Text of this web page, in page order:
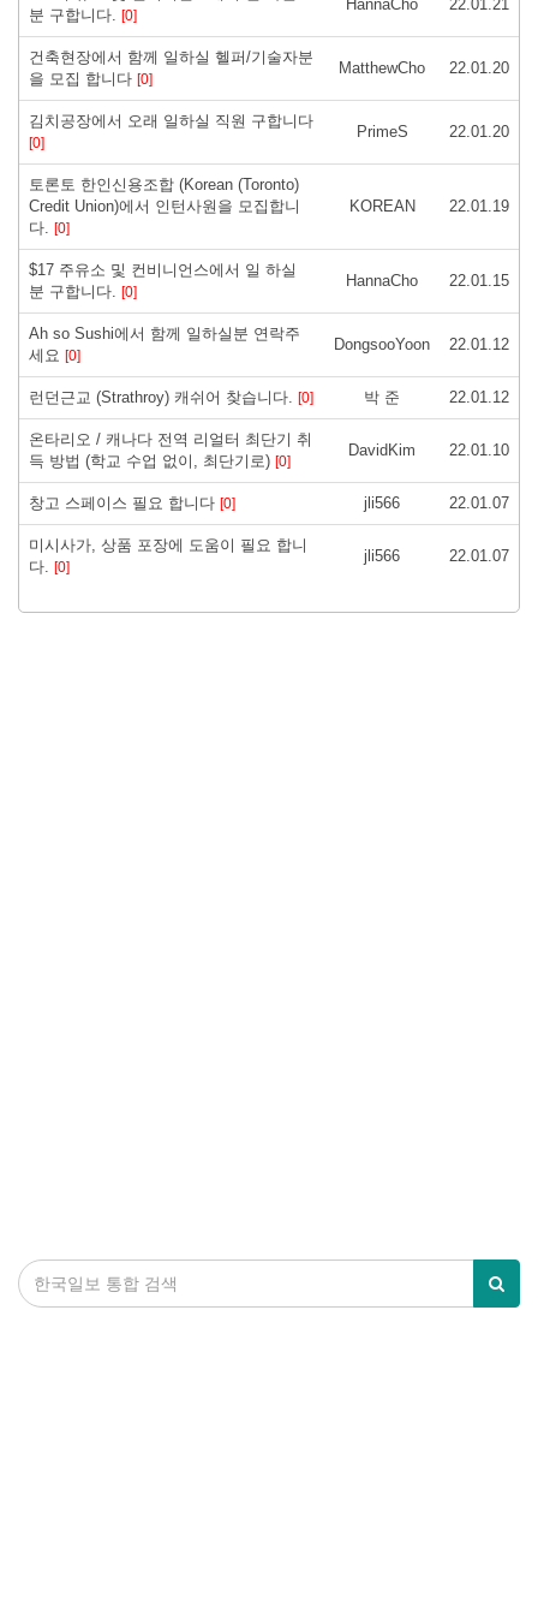
분 구합니다. [0]
HannaCho 22.01.21
건축현장에서 함께 일하실 헬퍼/기술자분
을 모집 합니다 [0]
MatthewCho 22.01.20
김치공장에서 오래 일하실 직원 구합니다
[0]
PrimeS 22.01.20
토론토 한인신용조합 (Korean (Toronto)
Credit Union)에서 인턴사원을 모집합니
다. [0]
KOREAN 22.01.19
$17 주유소 및 컨비니언스에서 일 하실
분 구합니다. [0]
HannaCho 22.01.15
Ah so Sushi에서 함께 일하실분 연락주
세요 [0]
DongsooYoon 22.01.12
런던근교 (Strathroy) 캐쉬어 찾습니다. [0] 박 준 22.01.12
온타리오 / 캐나다 전역 리얼터 최단기 취
득 방법 (학교 수업 없이, 최단기로) [0]
DavidKim 22.01.10
창고 스페이스 필요 합니다 [0] jli566 22.01.07
미시사가, 상품 포장에 도움이 필요 합니
다. [0]
jli566 22.01.07